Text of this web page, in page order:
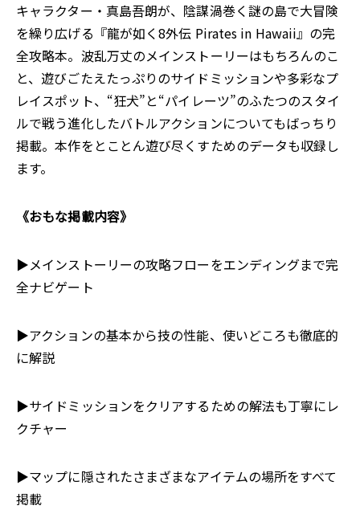
キャラクター・真島吾朗が、陰謀渦巻く謎の島で大冒険
を繰り広げる『龍が如く8外伝 Pirates in Hawaii』の完
全攻略本。波乱万丈のメインストーリーはもちろんのこ
と、遊びごたえたっぷりのサイドミッションや多彩なプ
レイスポット、“狂犬”と“パイレーツ”のふたつのスタイ
ルで戦う進化したバトルアクションについてもばっちり
掲載。本作をとことん遊び尽くすためのデータも収録し
ます。
《おもな掲載内容》
▶メインストーリーの攻略フローをエンディングまで完
全ナビゲート
▶アクションの基本から技の性能、使いどころも徹底的
に解説
▶サイドミッションをクリアするための解法も丁寧にレ
クチャー
▶マップに隠されたさまざまなアイテムの場所をすべて
掲載